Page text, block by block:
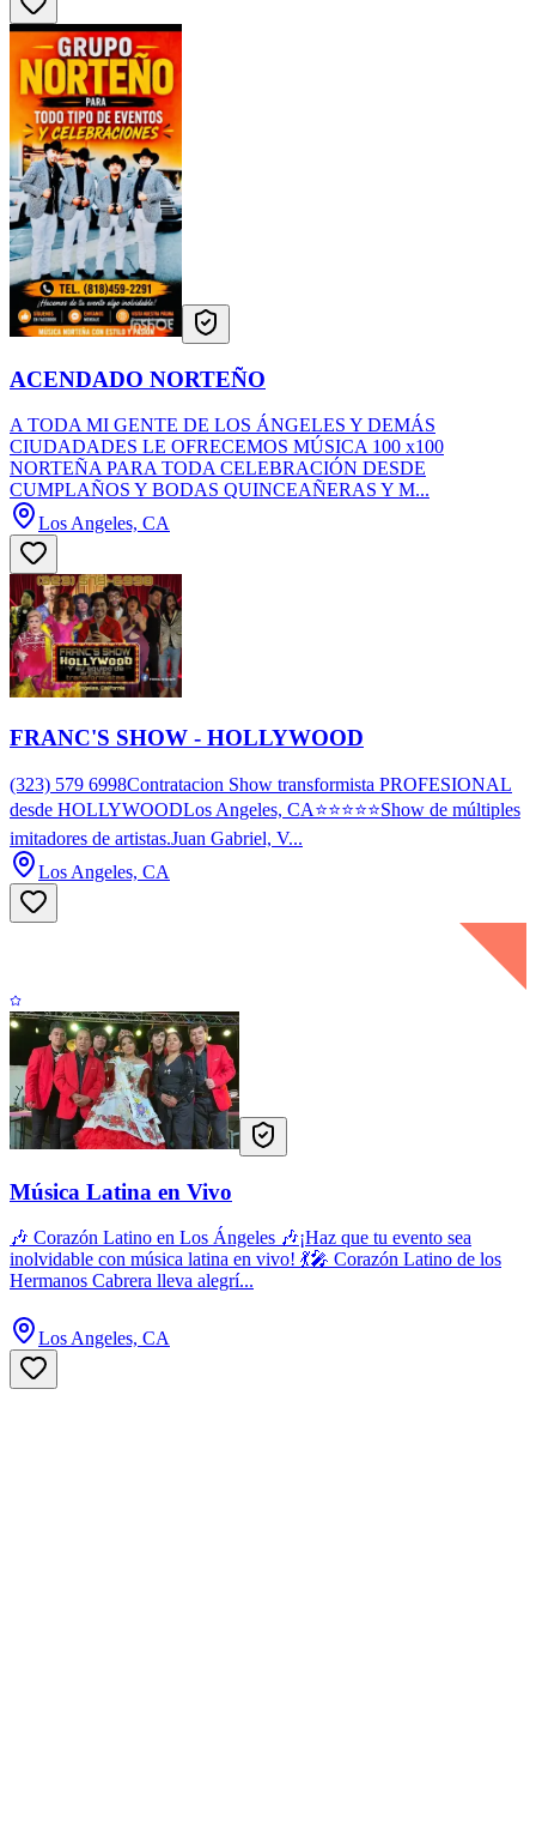
ACENDADO NORTEÑO
A TODA MI GENTE DE LOS ÁNGELES Y DEMÁS
CIUDADADES LE OFRECEMOS MÚSICA 100 x100
NORTEÑA PARA TODA CELEBRACIÓN DESDE
CUMPLAÑOS Y BODAS QUINCEAÑERAS Y M...
Los Angeles, CA
FRANC'S SHOW - HOLLYWOOD
(323) 579 6998Contratacion Show transformista PROFESIONAL
desde HOLLYWOODLos Angeles, CA⭐⭐⭐⭐⭐Show de múltiples
imitadores de artistas.Juan Gabriel, V...
Los Angeles, CA
Música Latina en Vivo
🎶 Corazón Latino en Los Ángeles 🎶¡Haz que tu evento sea
inolvidable con música latina en vivo! 💃🎤 Corazón Latino de los
Hermanos Cabrera lleva alegrí...
Los Angeles, CA